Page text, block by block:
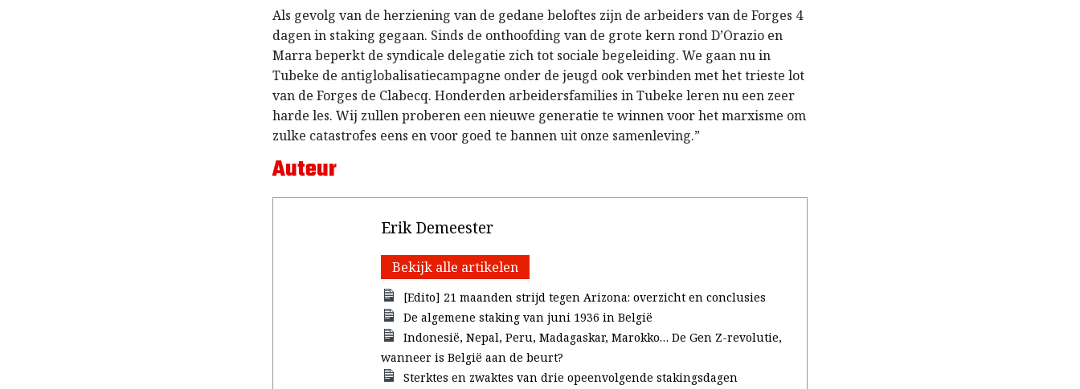
Als gevolg van de herziening van de gedane beloftes zijn de arbeiders van de Forges 4
dagen in staking gegaan. Sinds de onthoofding van de grote kern rond D’Orazio en
Marra beperkt de syndicale delegatie zich tot sociale begeleiding. We gaan nu in
Tubeke de antiglobalisatiecampagne onder de jeugd ook verbinden met het trieste lot
van de Forges de Clabecq. Honderden arbeidersfamilies in Tubeke leren nu een zeer
harde les. Wij zullen proberen een nieuwe generatie te winnen voor het marxisme om
zulke catastrofes eens en voor goed te bannen uit onze samenleving.”
Auteur
Erik Demeester
Bekijk alle artikelen
[Edito] 21 maanden strijd tegen Arizona: overzicht en conclusies
De algemene staking van juni 1936 in België
Indonesië, Nepal, Peru, Madagaskar, Marokko… De Gen Z-revolutie,
wanneer is België aan de beurt?
Sterktes en zwaktes van drie opeenvolgende stakingsdagen